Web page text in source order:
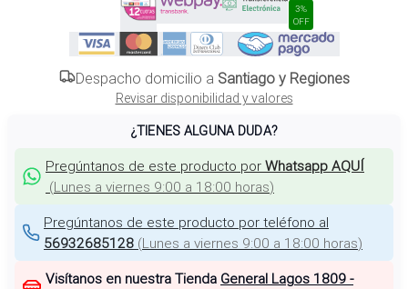
3%
OFF
Despacho domicilio a Santiago y Regiones
Revisar disponibilidad y valores
¿TIENES ALGUNA DUDA?
Pregúntanos de este producto por Whatsapp AQUÍ
(Lunes a viernes 9:00 a 18:00 horas)
Pregúntanos de este producto por teléfono al
56932685128 (Lunes a viernes 9:00 a 18:00 horas)
Visítanos en nuestra Tienda General Lagos 1809 -